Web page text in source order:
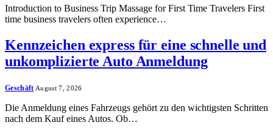
Introduction to Business Trip Massage for First Time Travelers First
time business travelers often experience…
Kennzeichen express für eine schnelle und
unkomplizierte Auto Anmeldung
Geschäft August 7, 2026
Die Anmeldung eines Fahrzeugs gehört zu den wichtigsten Schritten
nach dem Kauf eines Autos. Ob…